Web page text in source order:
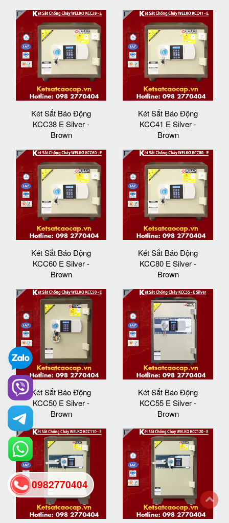
Két Sắt Báo Động
KCC38 E Silver -
Brown
Két Sắt Báo Động
KCC41 E Silver -
Brown
Két Sắt Báo Động
KCC60 E Silver -
Brown
Két Sắt Báo Động
KCC80 E Silver -
Brown
Két Sắt Báo Động
KCC50 E Silver -
Brown
Két Sắt Báo Động
KCC55 E Silver -
Brown
0982770404
back